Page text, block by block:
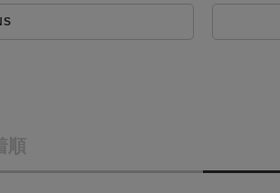
カテゴリから探す
価格
順